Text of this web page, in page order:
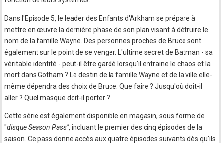
Dans l'Episode 5, le leader des Enfants d'Arkham se prépare à
mettre en œuvre la dernière phase de son plan visant à détruire le
nom de la famille Wayne. Des personnes proches de Bruce sont
également sur le point de se venger. L'ultime secret de Batman - sa
véritable identité - peut-il être gardé lorsqu'il entraine le chaos et la
mort dans Gotham ? Le destin de la famille Wayne et de la ville elle-
même dépendra des choix de Bruce. Que faire ? Jusqu'où doit-il
aller ? Quel masque doit-il porter ?
Cette série est également disponible en magasin, sous forme de
"disque Season Pass", incluant le premier des cinq épisodes de la
saison. Ce pass donne accès aux quatre épisodes suivants dès qu'ils